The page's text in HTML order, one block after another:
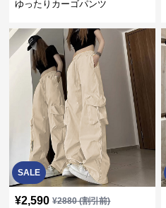
ゆったりカーゴパンツ
SALE
¥2,590 ¥2880(割引前)